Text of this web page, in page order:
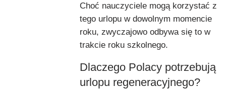
Choć nauczyciele mogą korzystać z
tego urlopu w dowolnym momencie
roku, zwyczajowo odbywa się to w
trakcie roku szkolnego.
Dlaczego Polacy potrzebują
urlopu regeneracyjnego?